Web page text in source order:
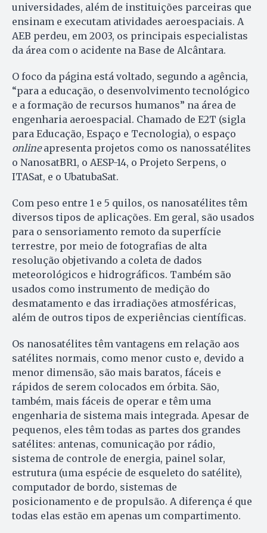
universidades, além de instituições parceiras que
ensinam e executam atividades aeroespaciais. A
AEB perdeu, em 2003, os principais especialistas
da área com o acidente na Base de Alcântara.
O foco da página está voltado, segundo a agência,
“para a educação, o desenvolvimento tecnológico
e a formação de recursos humanos” na área de
engenharia aeroespacial. Chamado de E2T (sigla
para Educação, Espaço e Tecnologia), o espaço
onlineapresenta projetos como os nanossatélites
o NanosatBR1, o AESP-14, o Projeto Serpens, o
ITASat, e o UbatubaSat.
Com peso entre 1 e 5 quilos, os nanosatélites têm
diversos tipos de aplicações. Em geral, são usados
para o sensoriamento remoto da superfície
terrestre, por meio de fotografias de alta
resolução objetivando a coleta de dados
meteorológicos e hidrográficos. Também são
usados como instrumento de medição do
desmatamento e das irradiações atmosféricas,
além de outros tipos de experiências científicas.
Os nanosatélites têm vantagens em relação aos
satélites normais, como menor custo e, devido a
menor dimensão, são mais baratos, fáceis e
rápidos de serem colocados em órbita. São,
também, mais fáceis de operar e têm uma
engenharia de sistema mais integrada. Apesar de
pequenos, eles têm todas as partes dos grandes
satélites: antenas, comunicação por rádio,
sistema de controle de energia, painel solar,
estrutura (uma espécie de esqueleto do satélite),
computador de bordo, sistemas de
posicionamento e de propulsão. A diferença é que
todas elas estão em apenas um compartimento.